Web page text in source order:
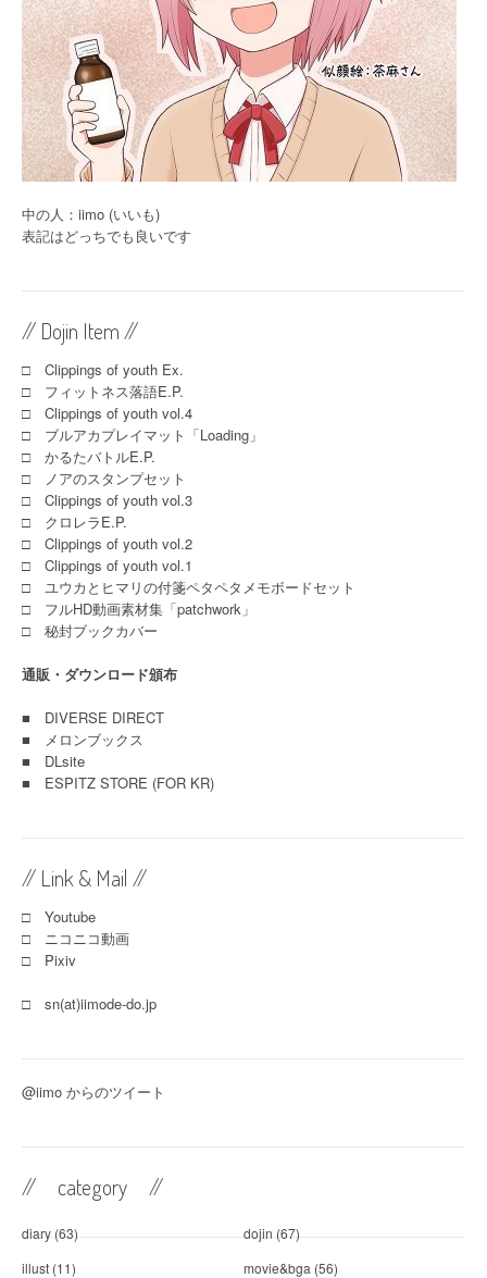
中の人：iimo (いいも)
表記はどっちでも良いです
// Dojin Item //
□ Clippings of youth Ex.
□ フィットネス落語E.P.
□ Clippings of youth vol.4
□ ブルアカプレイマット「Loading」
□ かるたバトルE.P.
□ ノアのスタンプセット
□ Clippings of youth vol.3
□ クロレラE.P.
□ Clippings of youth vol.2
□ Clippings of youth vol.1
□ ユウカとヒマリの付箋ペタペタメモボードセット
□ フルHD動画素材集「patchwork」
□ 秘封ブックカバー
通販・ダウンロード頒布
■ DIVERSE DIRECT
■
メロンブックス
■ DLsite
■ ESPITZ STORE (FOR KR)
// Link & Mail //
□ Youtube
□ ニコニコ動画
□ Pixiv
□ sn(at)iimode-do.jp
@iimo からのツイート
// category //
diary (63) dojin (67)
illust (11) movie&bga (56)